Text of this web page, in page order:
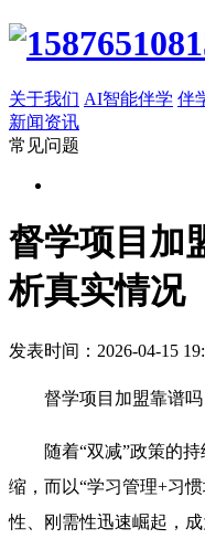
关于我们 AI智能伴学 伴
新闻资讯
常见问题
督学项目加
析真实情况
发表时间：2026-04-15
督学项目加盟靠谱吗
随着“双减”政策的持
缩，而以“学习管理+习
性、刚需性迅速崛起，